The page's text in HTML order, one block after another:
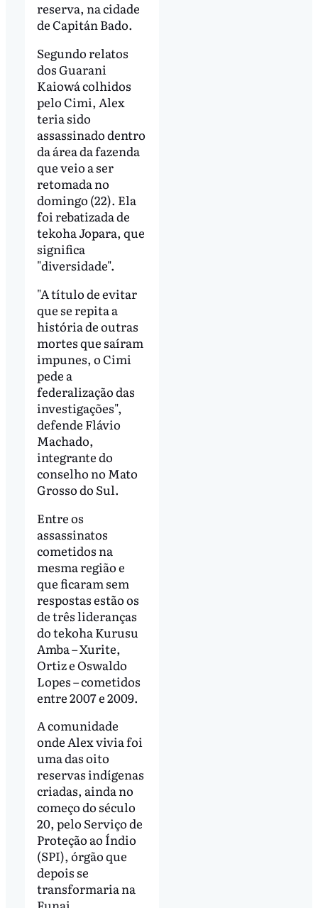
reserva, na cidade
de Capitán Bado.
Segundo relatos
dos Guarani
Kaiowá colhidos
pelo Cimi, Alex
teria sido
assassinado dentro
da área da fazenda
que veio a ser
retomada no
domingo (22). Ela
foi rebatizada de
tekoha Jopara, que
significa
"diversidade".
"A título de evitar
que se repita a
história de outras
mortes que saíram
impunes, o Cimi
pede a
federalização das
investigações",
defende Flávio
Machado,
integrante do
conselho no Mato
Grosso do Sul.
Entre os
assassinatos
cometidos na
mesma região e
que ficaram sem
respostas estão os
de três lideranças
do tekoha Kurusu
Amba – Xurite,
Ortiz e Oswaldo
Lopes – cometidos
entre 2007 e 2009.
A comunidade
onde Alex vivia foi
uma das oito
reservas indígenas
criadas, ainda no
começo do século
20, pelo Serviço de
Proteção ao Índio
(SPI), órgão que
depois se
transformaria na